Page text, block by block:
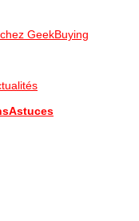
GeekBuying